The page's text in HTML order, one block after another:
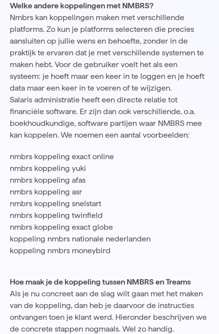
Welke andere koppelingen met NMBRS?
Nmbrs kan koppelingen maken met verschillende
platforms. Zo kun je platforms selecteren die precies
aansluiten op jullie wens en behoefte, zonder in de
praktijk te ervaren dat je met verschillende systemen te
maken hebt. Voor de gebruiker voelt het als een
systeem: je hoeft maar een keer in te loggen en je hoeft
data maar een keer in te voeren of te wijzigen.
Salaris administratie heeft een directe relatie tot
financiële software. Er zijn dan ook verschillende, o.a.
boekhoudkundige, software partijen waar NMBRS mee
kan koppelen. We noemen een aantal voorbeelden:
nmbrs koppeling exact online
nmbrs koppeling yuki
nmbrs koppeling afas
nmbrs koppeling asr
nmbrs koppeling snelstart
nmbrs koppeling twinfield
nmbrs koppeling exact globe
koppeling nmbrs nationale nederlanden
koppeling nmbrs moneybird
Hoe maak je de koppeling tussen NMBRS en Treams
Als je nu concreet aan de slag wilt gaan met het maken
van de koppeling, dan heb je daarvoor de instructies
ontvangen toen je klant werd. Hieronder beschrijven we
de concrete stappen nogmaals. Wel zo handig.